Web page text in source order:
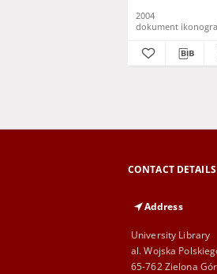
2004
dokument
CONTACT DETAILS
Address
University Library
al. Wojska
65-762 Zielona